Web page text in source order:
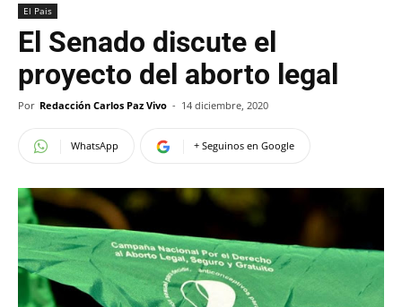
El Pais
El Senado discute el
proyecto del aborto legal
Por Redacción Carlos Paz Vivo - 14 diciembre, 2020
WhatsApp + Seguinos en Google